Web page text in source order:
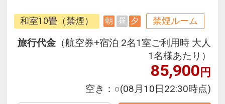
できるダイナミックパッケージだか
ら、一都市滞在はもちろん周遊旅行
にも最適！
旅行期間中の1泊だけの宿泊や延
泊・飛び泊なども自由自在です。
フライトは、安心のJAL（または
JALグループ）確約！フライトマイ
和室10畳（禁煙） 朝 昼 夕 禁煙ルーム
旅行代金 （航空券+宿泊 2名1室ご利用時 大人
1名様あたり）
85,900円
空き： ○(08月10日22:30時点)